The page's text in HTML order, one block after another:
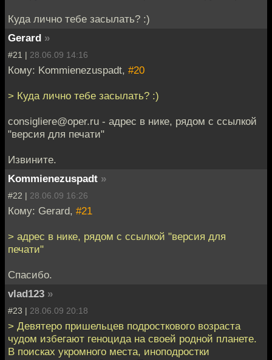
Куда лично тебе засылать? :)
Gerard »
#21 | 28.06.09 14:16
Кому: Kommienezuspadt, #20
> Куда лично тебе засылать? :)
consigliere@oper.ru - адрес в нике, рядом с ссылкой
"версия для печати"
Извините.
Kommienezuspadt »
#22 | 28.06.09 16:26
Кому: Gerard, #21
> адрес в нике, рядом с ссылкой "версия для
печати"
Спасибо.
vlad123 »
#23 | 28.06.09 20:18
> Девятеро пришельцев подросткового возраста
чудом избегают геноцида на своей родной планете.
В поисках укромного места, иноподростки